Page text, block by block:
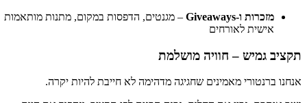
מזכרות ו-Giveaways
– מגנטים, הדפסות במקום, מתנות מותאמות
אישית לאורחים
תקציב גמיש – חוויה מושלמת
אנחנו ברנטורי מאמינים שחגיגה מדהימה לא חייבת להיות יקרה.